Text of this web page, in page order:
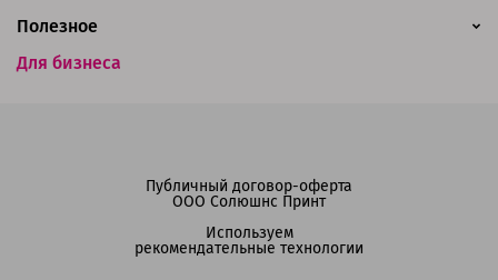
Для бизнеса
Полезное
Публичный договор-оферта
ООО Солюшнс Принт
Используем
рекомендательные технологии